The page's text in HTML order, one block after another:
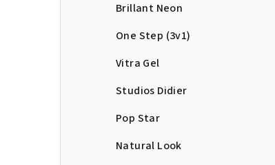
Brillant Neon
One Step (3v1)
Vitra Gel
Studios Didier
Pop Star
Natural Look